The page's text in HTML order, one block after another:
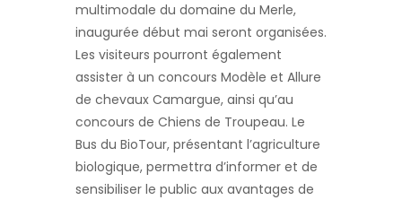
multimodale du domaine du Merle,
inaugurée début mai seront organisées.
Les visiteurs pourront également
assister à un concours Modèle et Allure
de chevaux Camargue, ainsi qu’au
concours de Chiens de Troupeau. Le
Bus du BioTour, présentant l’agriculture
biologique, permettra d’informer et de
sensibiliser le public aux avantages de